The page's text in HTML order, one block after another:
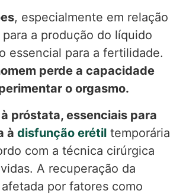
, especialmente em relação
a produção do líquido
essencial para a fertilidade.
perde a capacidade
o orgasmo.
próstata, essenciais para
à disfunção erétil temporária
com a técnica cirúrgica
A recuperação da
por fatores como